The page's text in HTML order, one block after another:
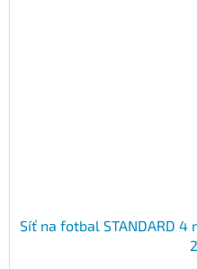
Síť na fotbal STANDARD 4